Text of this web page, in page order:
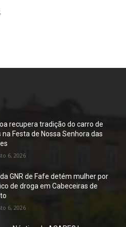
recupera tradição do carro de
na Festa de Nossa Senhora das
6, 2026
da GNR de Fafe detém mulher por
de droga em Cabeceiras de
6, 2026